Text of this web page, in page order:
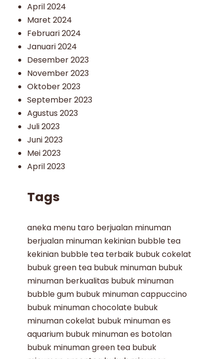
April 2024
Maret 2024
Februari 2024
Januari 2024
Desember 2023
November 2023
Oktober 2023
September 2023
Agustus 2023
Juli 2023
Juni 2023
Mei 2023
April 2023
Tags
aneka menu taro berjualan minuman
berjualan minuman kekinian bubble tea
kekinian bubble tea terbaik bubuk cokelat
bubuk green tea bubuk minuman bubuk
minuman berkualitas bubuk minuman
bubble gum bubuk minuman cappuccino
bubuk minuman chocolate bubuk
minuman cokelat bubuk minuman es
aquarium bubuk minuman es botolan
bubuk minuman green tea bubuk